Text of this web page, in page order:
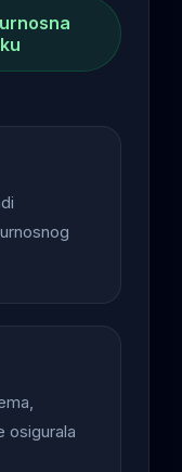
osigurala